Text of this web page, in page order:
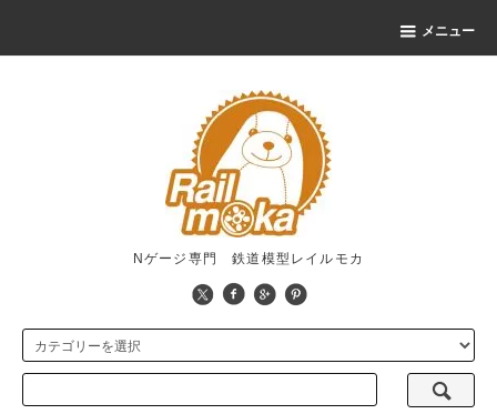
メニュー
Nゲージ専門 鉄道模型レイルモカ